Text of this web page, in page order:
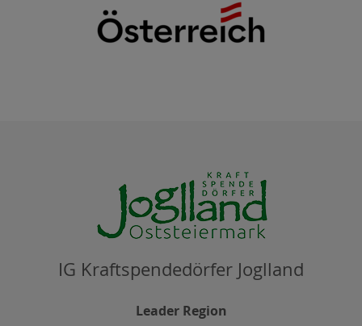
IG Kraftspendedörfer Joglland
Leader Region